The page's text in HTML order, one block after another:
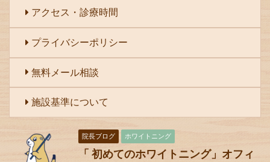
アクセス・診療時間
プライバシーポリシー
無料メール相談
施設基準について
院長ブログ ホワイトニング
「 初めてのホワイトニング」オフィ